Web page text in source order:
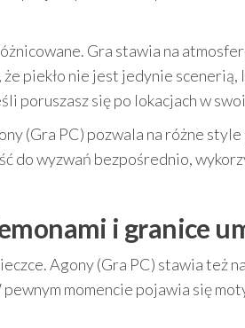
Gra stawia na
piekło nie jest jedynie
poruszasz się po lokacjach w
(Gra PC) pozwala na różne
do wyzwań bezpośrednio,
i granice
Agony (Gra PC) stawia też
momencie pojawia się